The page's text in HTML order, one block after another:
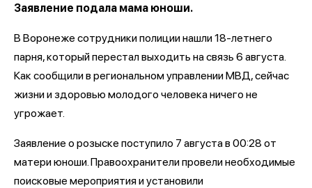
Заявление подала мама юноши.
В Воронеже сотрудники полиции нашли 18-летнего
парня, который перестал выходить на связь 6 августа.
Как сообщили в региональном управлении МВД, сейчас
жизни и здоровью молодого человека ничего не
угрожает.
Заявление о розыске поступило 7 августа в 00:28 от
матери юноши. Правоохранители провели необходимые
поисковые мероприятия и установили